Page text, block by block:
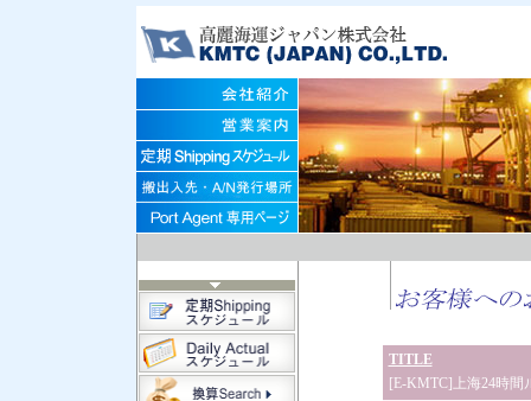
TITLE
[E-KMTC]上海24時間